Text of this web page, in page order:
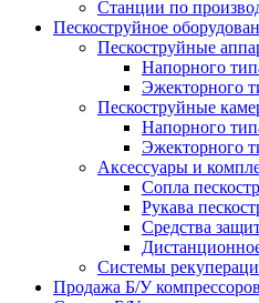
Станции по
Пескоструйное
Пескоструйные
Напорного
Эжекторного
Пескоструйные
Напорного
Эжекторного
Аксессуары и
Сопла
Рукава
Средства
Системы
Продажа Б/У компрессоров